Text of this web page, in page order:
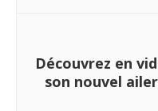
Découvrez en
son nouvel